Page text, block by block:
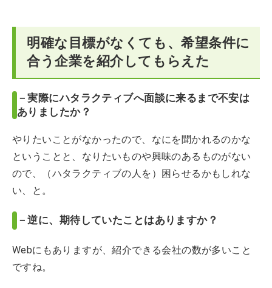
明確な目標がなくても、希望条件に
合う企業を紹介してもらえた
－実際にハタラクティブへ面談に来るまで不安は
ありましたか？
やりたいことがなかったので、なにを聞かれるのかな
ということと、なりたいものや興味のあるものがない
ので、（ハタラクティブの人を）困らせるかもしれな
い、と。
－逆に、期待していたことはありますか？
Webにもありますが、紹介できる会社の数が多いこと
ですね。